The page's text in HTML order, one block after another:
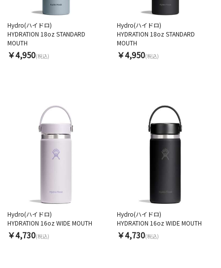
Hydro(ハイドロ)
HYDRATION 18oz STANDARD
MOUTH
￥4,950(税込)
Hydro(ハイドロ)
HYDRATION 18oz STANDARD
MOUTH
￥4,950(税込)
Hydro(ハイドロ)
HYDRATION 16oz WIDE MOUTH
￥4,730(税込)
Hydro(ハイドロ)
HYDRATION 16oz WIDE MOUTH
￥4,730(税込)